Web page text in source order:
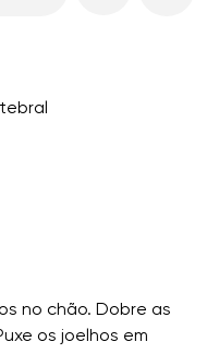
no chão. Dobre as
os joelhos em